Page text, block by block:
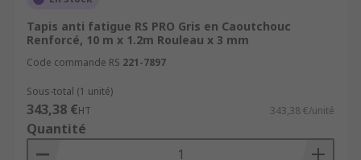
Tapis anti fatigue RS PRO Gris en Caoutchouc
Renforcé, 10 m x 1.2m Rouleau x 3 mm
Code commande RS 221-7897
Sous-total (1 unité)
343,38 €HT 343,38 €/unité
Quantité